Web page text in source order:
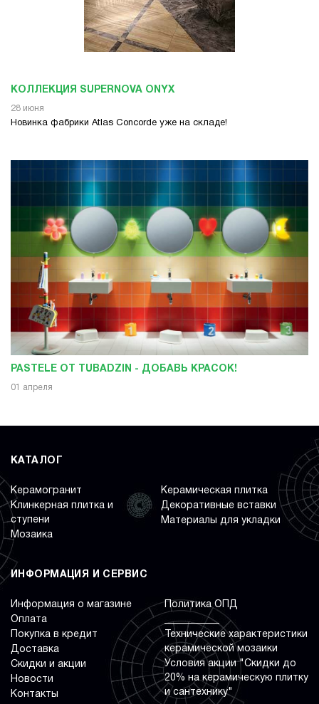
КОЛЛЕКЦИЯ SUPERNOVA ONYX
28 июня
Новинка фабрики Atlas Concorde уже на складе!
PASTELE ОТ TUBADZIN - ДОБАВЬ КРАСОК!
01 апреля
КАТАЛОГ
Керамогранит
Клинкерная плитка и
ступени
Мозаика
Керамическая плитка
Декоративные вставки
Материалы для укладки
ИНФОРМАЦИЯ И СЕРВИС
Информация о магазине
Оплата
Покупка в кредит
Доставка
Скидки и акции
Новости
Контакты
Политика ОПД
___________
Технические характеристики
керамической мозаики
Условия акции "Скидки до
20% на керамическую плитку
и сантехнику"